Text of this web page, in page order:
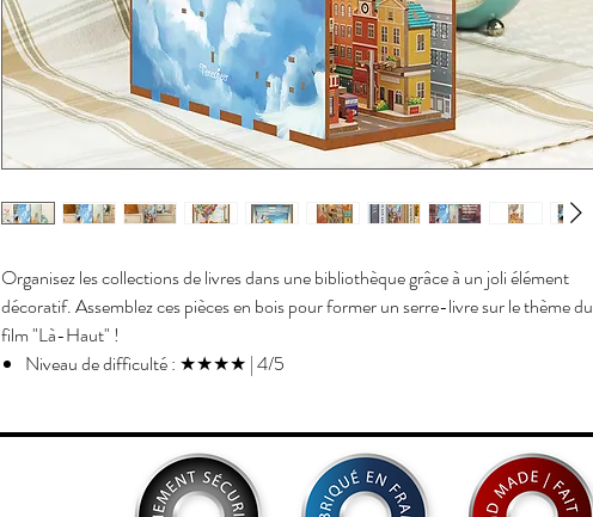
Organisez les collections de livres dans une bibliothèque grâce à un joli élément
décoratif. Assemblez ces pièces en bois pour former un serre-livre sur le thème du
film "Là-Haut" !
Niveau de difficulté : ★★★★ | 4/5
Pièces en bois découpées au LASER (extrême précision)
Taille du modèle assemblé : H.24,5xl.18,2xP.8cm
Nombre de pièces : 143